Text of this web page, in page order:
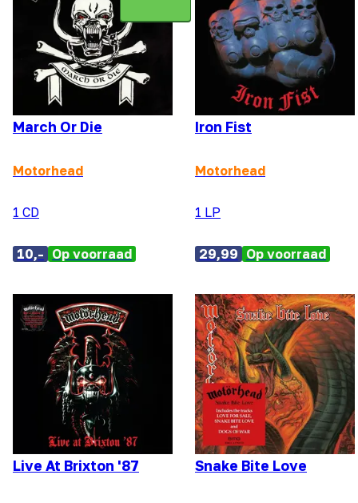
March Or Die
Motorhead
1 CD
10,- Op voorraad
Iron Fist
Motorhead
1 LP
29,99 Op voorraad
Live At Brixton '87 Snake Bite Love